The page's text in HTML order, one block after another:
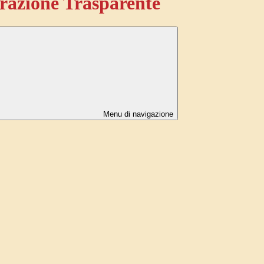
Menu di navigazione